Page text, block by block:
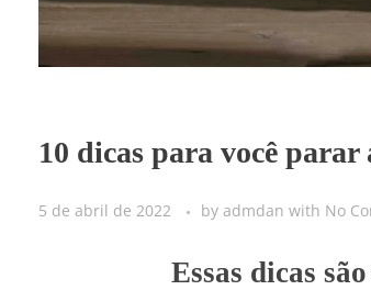
10 dicas para você
5 de abril de 2022 by admdan with No
Essas dicas